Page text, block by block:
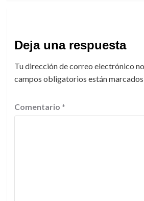
Deja una respuesta
Tu dirección de correo electrónico
campos obligatorios están
Comentario *